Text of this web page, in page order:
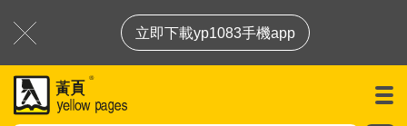
立即下載yp1083手機app